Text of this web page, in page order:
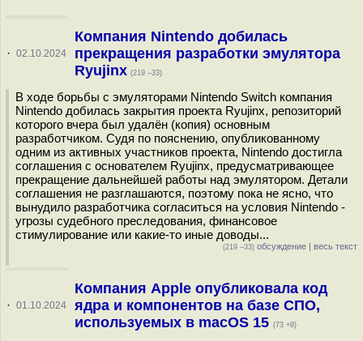
· 02.10.2024
Компания Nintendo добилась
прекращения разработки эмулятора
Ryujinx (219 –33)
В ходе борьбы с эмуляторами Nintendo Switch компания
Nintendo добилась закрытия проекта Ryujinx, репозиторий
которого вчера был удалён (копия) основным
разработчиком. Судя по пояснению, опубликованному
одним из активных участников проекта, Nintendo достигла
соглашения с основателем Ryujinx, предусматривающее
прекращение дальнейшей работы над эмулятором. Детали
соглашения не разглашаются, поэтому пока не ясно, что
вынудило разработчика согласиться на условия Nintendo -
угрозы судебного преследования, финансовое
стимулирование или какие-то иные доводы...
(219 –33) обсуждение | весь текст
· 01.10.2024
Компания Apple опубликовала код
ядра и компонентов на базе СПО,
используемых в macOS 15 (73 +8)